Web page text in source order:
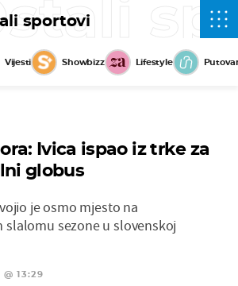
sportovi
Vijesti Showbizz Lifestyle
Ivica ispao iz trke za
globus
je osmo mjesto na
sezone u slovenskoj
@ 13:29